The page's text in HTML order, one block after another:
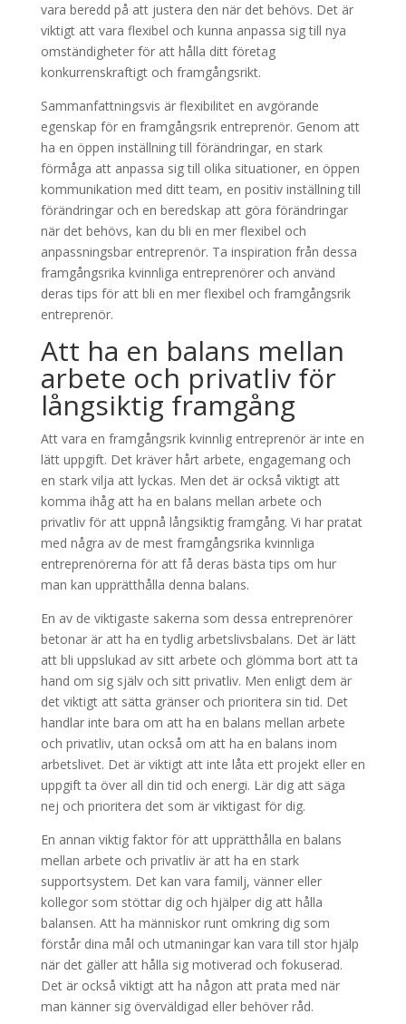
vara beredd på att justera den när det behövs. Det är
viktigt att vara flexibel och kunna anpassa sig till nya
omständigheter för att hålla ditt företag
konkurrenskraftigt och framgångsrikt.
Sammanfattningsvis är flexibilitet en avgörande
egenskap för en framgångsrik entreprenör. Genom att
ha en öppen inställning till förändringar, en stark
förmåga att anpassa sig till olika situationer, en öppen
kommunikation med ditt team, en positiv inställning till
förändringar och en beredskap att göra förändringar
när det behövs, kan du bli en mer flexibel och
anpassningsbar entreprenör. Ta inspiration från dessa
framgångsrika kvinnliga entreprenörer och använd
deras tips för att bli en mer flexibel och framgångsrik
entreprenör.
Att ha en balans mellan
arbete och privatliv för
långsiktig framgång
Att vara en framgångsrik kvinnlig entreprenör är inte en
lätt uppgift. Det kräver hårt arbete, engagemang och
en stark vilja att lyckas. Men det är också viktigt att
komma ihåg att ha en balans mellan arbete och
privatliv för att uppnå långsiktig framgång. Vi har pratat
med några av de mest framgångsrika kvinnliga
entreprenörerna för att få deras bästa tips om hur
man kan upprätthålla denna balans.
En av de viktigaste sakerna som dessa entreprenörer
betonar är att ha en tydlig arbetslivsbalans. Det är lätt
att bli uppslukad av sitt arbete och glömma bort att ta
hand om sig själv och sitt privatliv. Men enligt dem är
det viktigt att sätta gränser och prioritera sin tid. Det
handlar inte bara om att ha en balans mellan arbete
och privatliv, utan också om att ha en balans inom
arbetslivet. Det är viktigt att inte låta ett projekt eller en
uppgift ta över all din tid och energi. Lär dig att säga
nej och prioritera det som är viktigast för dig.
En annan viktig faktor för att upprätthålla en balans
mellan arbete och privatliv är att ha en stark
supportsystem. Det kan vara familj, vänner eller
kollegor som stöttar dig och hjälper dig att hålla
balansen. Att ha människor runt omkring dig som
förstår dina mål och utmaningar kan vara till stor hjälp
när det gäller att hålla sig motiverad och fokuserad.
Det är också viktigt att ha någon att prata med när
man känner sig överväldigad eller behöver råd.